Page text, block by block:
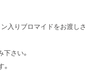
入りブロマイドをお渡しさ
さい。